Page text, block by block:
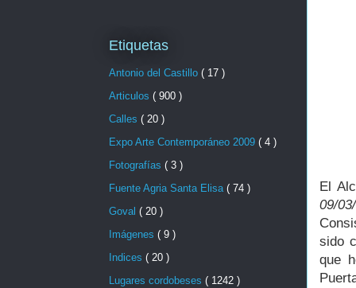
El
09/
sido
que
Etiquetas
Antonio del Castillo ( 17 )
Articulos ( 900 )
Calles ( 20 )
Expo Arte Contemporáneo 2009 ( 4 )
Fotografías ( 3 )
Fuente Agria Santa Elisa ( 74 )
Goval ( 20 )
Imágenes ( 9 )
Indices ( 20 )
Lugares cordobeses ( 1242 )